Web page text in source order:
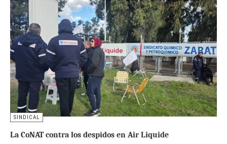
SINDICAL
La CoNAT contra los despidos en Air Liquide